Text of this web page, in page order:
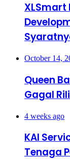
October 14,
Queen
Gagal
4 weeks ago
KAI
Tenaga